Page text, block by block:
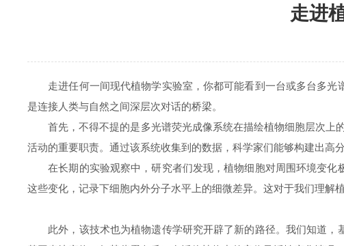
走进
走进任何一间现代植物学实验室，你都可能看到一台或多台多光
是连接人类与自然之间深层次对话的桥梁。
首先，不得不提的是多光谱荧光成像系统在描绘植物细胞层次上
活动的重要职责。通过该系统收集到的数据，科学家们能够构建出高
在长期的实验观察中，研究者们发现，植物细胞对周围环境变化
这些变化，记录下细胞内外分子水平上的细微差异。这对于我们理解
此外，该技术也为植物遗传学研究开辟了新的路径。我们知道，